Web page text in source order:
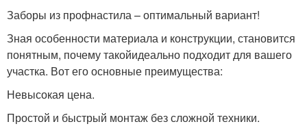
Заборы из профнастила – оптимальный вариант!
Зная особенности материала и конструкции, становится
понятным, почему такойидеально подходит для вашего
участка. Вот его основные преимущества:
Невысокая цена.
Простой и быстрый монтаж без сложной техники.